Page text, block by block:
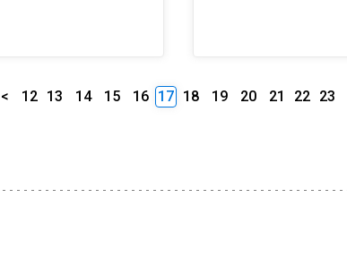
< 12 13 14 15 16 17 18 19 20 21 22 23